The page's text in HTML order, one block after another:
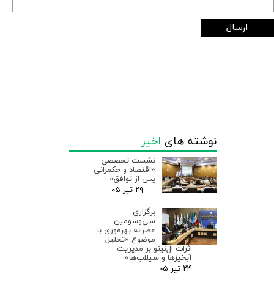
ارسال
نوشته های اخیر
نشست تخصصی
«اقتصاد و حکمرانی
پس از توافق»
۲۹ تیر ۰۵
برگزاری
سی‌وسومین
عصرانه بهره‌وری با
موضوع «تحلیل
اثرات ال‌نینو بر مدیریت
آبخیزها و سیلاب‌ها»
۲۴ تیر ۰۵